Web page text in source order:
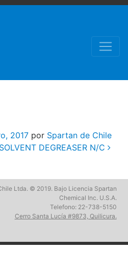
2017 por Spartan de Chile
DEGREASER N/C
Ltda. © 2019. Bajo Licencia Spartan
Chemical Inc. U.S.A.
Telefono: 22-738-5150
Cerro Santa Lucía #9873, Quilicura.